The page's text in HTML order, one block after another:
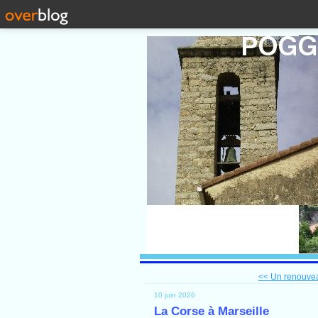
<< Un
10 juin 2026
La Corse à Marseille